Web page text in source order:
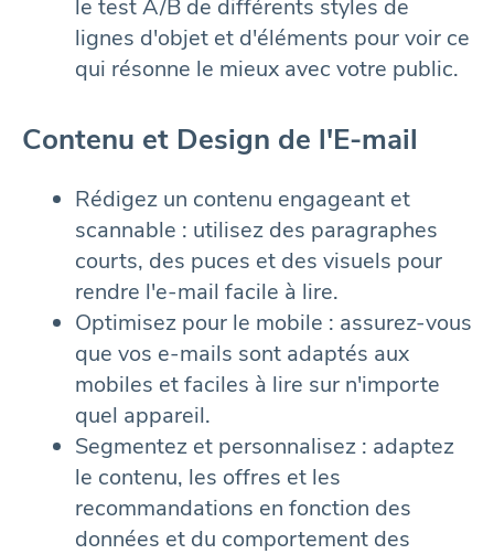
le test A/B de différents styles de
lignes d'objet et d'éléments pour voir ce
qui résonne le mieux avec votre public.
Contenu et Design de l'E-mail
Rédigez un contenu engageant et
scannable : utilisez des paragraphes
courts, des puces et des visuels pour
rendre l'e-mail facile à lire.
Optimisez pour le mobile : assurez-vous
que vos e-mails sont adaptés aux
mobiles et faciles à lire sur n'importe
quel appareil.
Segmentez et personnalisez : adaptez
le contenu, les offres et les
recommandations en fonction des
données et du comportement des